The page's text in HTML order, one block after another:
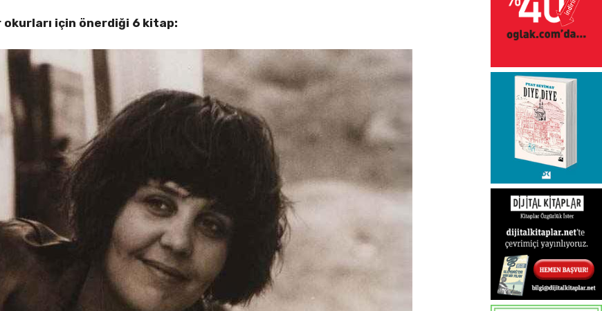
okurları için önerdiği 6 kitap: